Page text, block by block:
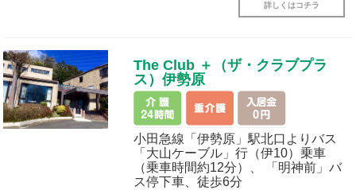
詳しくはコチラ
The Club ＋（ザ・クラブプラ
ス）伊勢原
小田急線「伊勢原」駅北口よりバス
「大山ケーブル」行（伊10）乗車
（乗車時間約12分）、 「明神前」バ
ス停下車、徒歩6分